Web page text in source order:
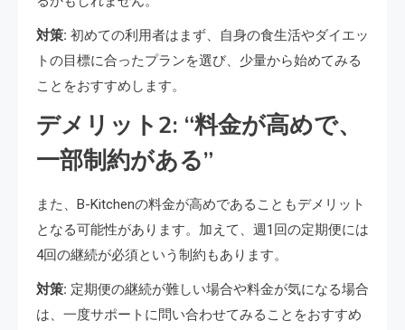
対策: 初めての利用者はまず、自身の食生活やダイエッ
トの目標に合ったプランを選び、少量から始めてみる
ことをおすすめします。
デメリット2: “料金が高めで、
一部制約がある”
また、B-Kitchenの料金が高めであることもデメリット
となる可能性があります。加えて、週1回の定期便には
4回の継続が必須という制約もあります。
対策: 定期便の継続が難しい場合や料金が気になる場合
は、一度サポートに問い合わせてみることをおすすめ